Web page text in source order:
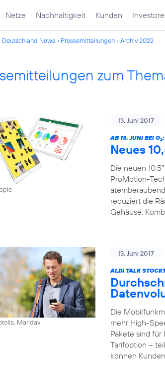
Netze Nachhaltigkeit Kunden
Deutschland News Pressemitteilungen Archiv 2022
zum
13. Juni 2017
AB 13. JUNI BEI O2:
Neues
Die neuen
ProMotion-
reduziert die
Gehäuse.
Maridav
13. Juni 2017
ALDI TALK
Die
mehr High-
Pakete sind für
Tarifoption –
können